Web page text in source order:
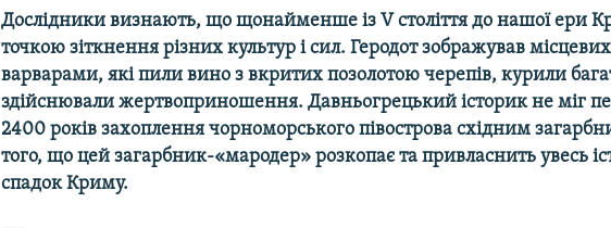
Дослідники визнають, що щонайменше із V століття до нашої ери
точкою зіткнення різних культур і сил. Геродот зображував місцевих
варварами, які пили вино з вкритих позолотою черепів, курили
здійснювали жертвоприношення. Давньогрецький історик не міг
2400 років захоплення чорноморського півострова східним
того, що цей загарбник-«мародер» розкопає та привласнить увесь
спадок Криму.